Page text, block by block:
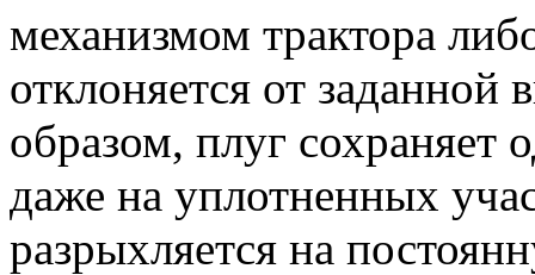
механизмом трактора
отклоняется от
образом, плуг сохраняет
даже на уплотненных
разрыхляется на